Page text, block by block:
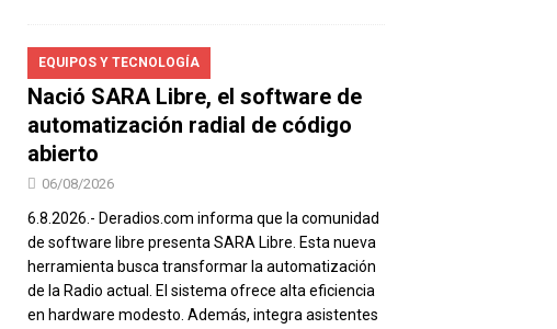
EQUIPOS Y TECNOLOGÍA
Nació SARA Libre, el software de
automatización radial de código
abierto
06/08/2026
6.8.2026.- Deradios.com informa que la comunidad
de software libre presenta SARA Libre. Esta nueva
herramienta busca transformar la automatización
de la Radio actual. El sistema ofrece alta eficiencia
en hardware modesto. Además, integra asistentes